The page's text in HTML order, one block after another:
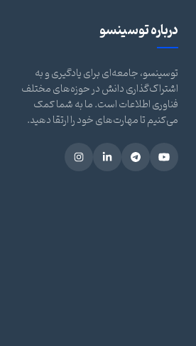
درباره توسینسو
توسینسو، جامعه‌ای برای یادگیری و به
اشتراک‌گذاری دانش در حوزه‌های مختلف
فناوری اطلاعات است. ما به شما کمک
می‌کنیم تا مهارت‌های خود را ارتقا دهید.